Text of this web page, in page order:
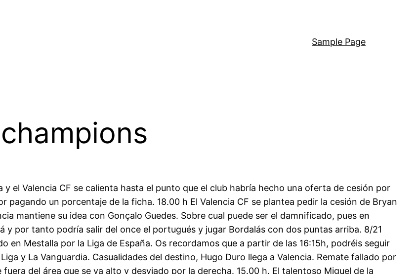
Sample Page
el Valencia CF se calienta hasta el punto que el club habría hecho una oferta de cesión por
un porcentaje de la ficha. 18.00 h El Valencia CF se plantea pedir la cesión de Bryan
mantiene su idea con Gonçalo Guedes. Sobre cual puede ser el damnificado, pues en
y por tanto podría salir del once el portugués y jugar Bordalás con dos puntas arriba. 8/21
en Mestalla por la Liga de España. Os recordamos que a partir de las 16:15h, podréis seguir
y La Vanguardia. Casualidades del destino, Hugo Duro llega a Valencia. Remate fallado por
del área que se va alto y desviado por la derecha. 15.00 h. El talentoso Miguel de la